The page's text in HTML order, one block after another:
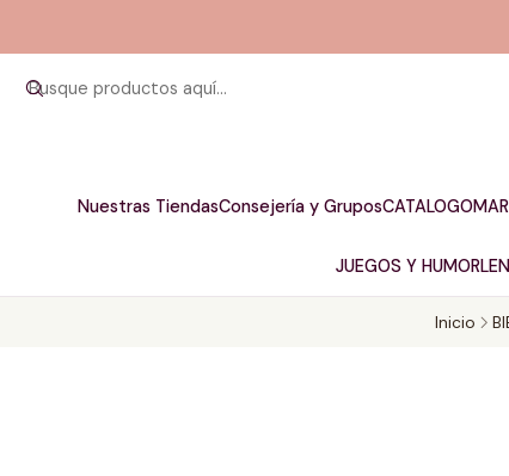
Nuestras TiendasConsejería y GruposCATALOGO
JUEGOS Y HUMOR
Inicio